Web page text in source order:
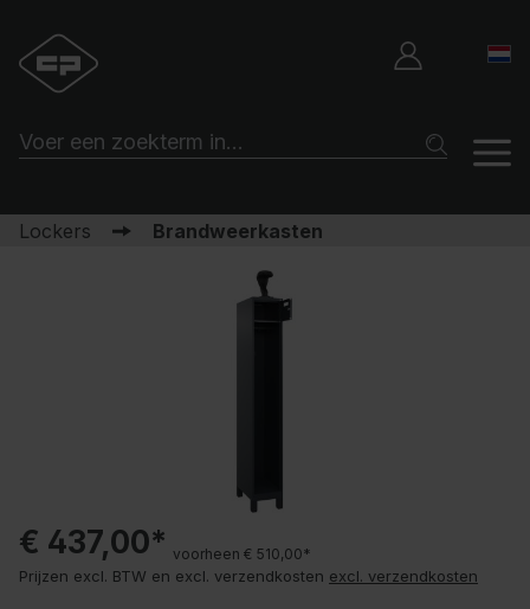
Lockers Brandweerkasten
€ 437,00* voorheen € 510,00*
Prijzen excl. BTW en excl. verzendkosten excl. verzendkosten